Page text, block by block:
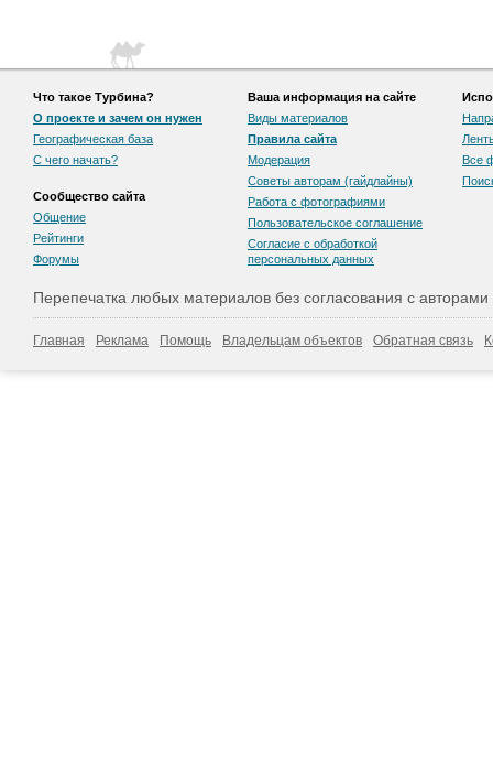
Что такое Турбина?
О проекте и зачем он нужен
Географическая база
С чего начать?
Сообщество сайта
Общение
Рейтинги
Форумы
Ваша информация на сайте
Виды материалов
Правила сайта
Модерация
Советы авторам (гайдлайны)
Работа с фотографиями
Пользовательскоe соглашение
Согласие с обработкой
персональных данных
Все
Перепечатка любых материалов без согласования с
Главная Реклама Помощь Владельцам объектов Обратная связь